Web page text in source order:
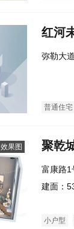
红河
弥勒大
普通住宅
效果图 聚乾
富康路1
建面：
小户型